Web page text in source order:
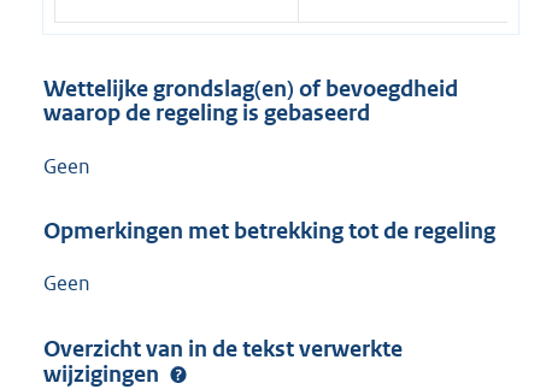
Wettelijke grondslag(en) of bevoegdheid
waarop de regeling is gebaseerd
Geen
Opmerkingen met betrekking tot de regeling
Geen
Overzicht van in de tekst verwerkte
wijzigingen